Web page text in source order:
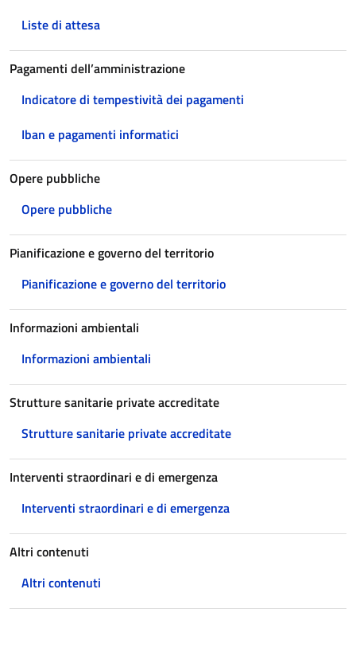
Liste di attesa
Pagamenti dell’amministrazione
Indicatore di tempestività dei pagamenti
Iban e pagamenti informatici
Opere pubbliche
Opere pubbliche
Pianificazione e governo del territorio
Pianificazione e governo del territorio
Informazioni ambientali
Informazioni ambientali
Strutture sanitarie private accreditate
Strutture sanitarie private accreditate
Interventi straordinari e di emergenza
Interventi straordinari e di emergenza
Altri contenuti
Altri contenuti